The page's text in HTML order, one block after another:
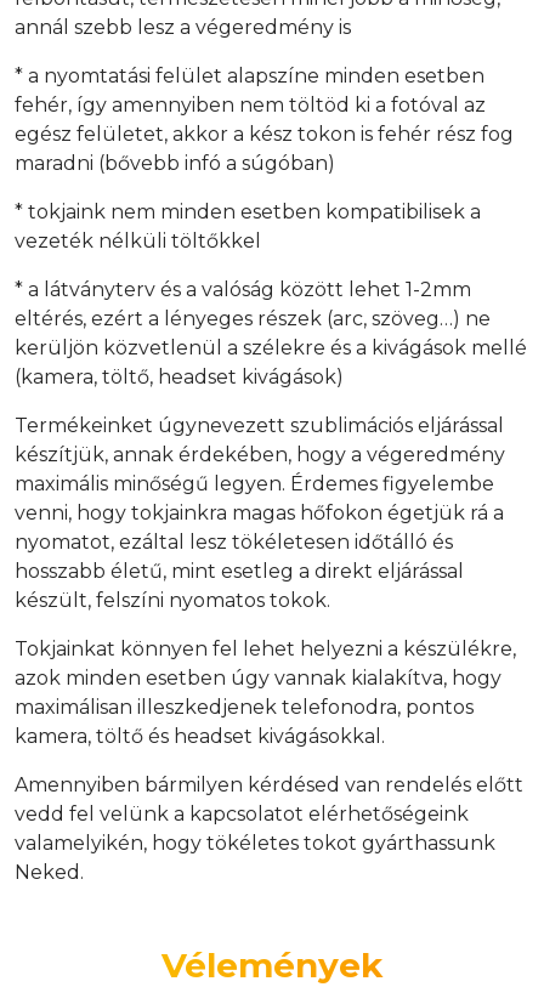
annál szebb lesz a végeredmény is
* a nyomtatási felület alapszíne minden esetben
fehér, így amennyiben nem töltöd ki a fotóval az
egész felületet, akkor a kész tokon is fehér rész fog
maradni (bővebb infó a súgóban)
* tokjaink nem minden esetben kompatibilisek a
vezeték nélküli töltőkkel
* a látványterv és a valóság között lehet 1-2mm
eltérés, ezért a lényeges részek (arc, szöveg…) ne
kerüljön közvetlenül a szélekre és a kivágások mellé
(kamera, töltő, headset kivágások)
Termékeinket úgynevezett szublimációs eljárással
készítjük, annak érdekében, hogy a végeredmény
maximális minőségű legyen. Érdemes figyelembe
venni, hogy tokjainkra magas hőfokon égetjük rá a
nyomatot, ezáltal lesz tökéletesen időtálló és
hosszabb életű, mint esetleg a direkt eljárással
készült, felszíni nyomatos tokok.
Tokjainkat könnyen fel lehet helyezni a készülékre,
azok minden esetben úgy vannak kialakítva, hogy
maximálisan illeszkedjenek telefonodra, pontos
kamera, töltő és headset kivágásokkal.
Amennyiben bármilyen kérdésed van rendelés előtt
vedd fel velünk a kapcsolatot elérhetőségeink
valamelyikén, hogy tökéletes tokot gyárthassunk
Neked.
Vélemények